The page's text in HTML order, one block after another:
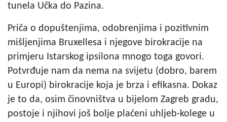
tunela Učka do Pazina.
Priča o dopuštenjima, odobrenjima i pozitivnim
mišljenjima Bruxellesa i njegove birokracije na
primjeru Istarskog ipsilona mnogo toga govori.
Potvrđuje nam da nema na svijetu (dobro, barem
u Europi) birokracije koja je brza i efikasna. Dokaz
je to da, osim činovništva u bijelom Zagreb gradu,
postoje i njihovi još bolje plaćeni uhljeb-kolege u